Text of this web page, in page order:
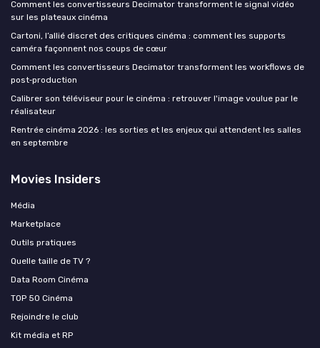
Comment les convertisseurs Decimator transforment le signal vidéo
sur les plateaux cinéma
Cartoni, l’allié discret des critiques cinéma : comment les supports
caméra façonnent nos coups de cœur
Comment les convertisseurs Decimator transforment les workflows de
post‑production
Calibrer son téléviseur pour le cinéma : retrouver l'image voulue par le
réalisateur
Rentrée cinéma 2026 : les sorties et les enjeux qui attendent les salles
en septembre
Movies Insiders
Média
Marketplace
Outils pratiques
Quelle taille de TV ?
Data Room Cinéma
TOP 50 Cinéma
Rejoindre le club
Kit média et RP